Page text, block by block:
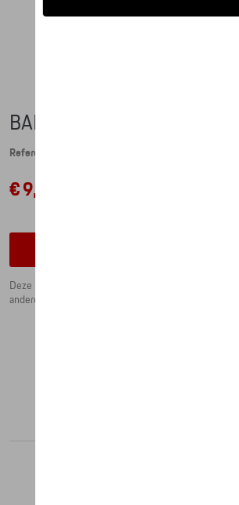
BADGE PORSCHE EMBLEEM
Referentie: WAP10706714
€ 9,15
Deze Porsche badge van polyester naait u makkelijk
andere stoffen. Zo bepaalt uzelf waarop u het